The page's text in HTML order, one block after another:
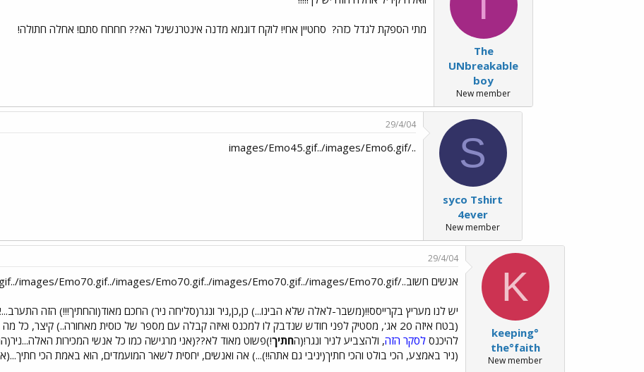
The
UNbreakable
boy
New member
מתי הספקת לגדל כזה? סחטיין אחי! לוקח דוגמא מדנה אינטרנשינל הא?? חחחח סתם! אחלה חתולה!
S
syco Tshirt
4ever
New member
29/4/04
../images/Emo45.gif../images/Emo6.gif
K
keeping°
the°faith
New member
29/4/04
אנשים חשוב../images/Emo70.gif../images/Emo70.gif../images/Emo70.gif../images/Emo70.gif../images/Emo70.gif
יש לנו מעריץ בקרייסס!!(משבר-לאלה שלא הבינו...) כן,כן,ניר ונגר(סליחה ניר) החכם מאוד(והחתיך!!!) הזה
(בטח איזה 20 אג', מסטיק לפני חודש שנדבק לו למכנס ואיזה קבלה עם מספר של כוסית מאחורה..) קיצר, כל מה שאתם צריכים לעשות כדי להציל את ה
להיכנס לסקר הזה, ולהצביע לניר ונגר!(החתיך!)פשוט מאוד לא??(אני מרגישה כמו כל אנשי המכירות
(ניר באמצע, הכי בולט והכי חתיך(יניבי גם אתה!!)...) אה ואנשים, יחסית לשאר המועמדים, הוא באמת הכי